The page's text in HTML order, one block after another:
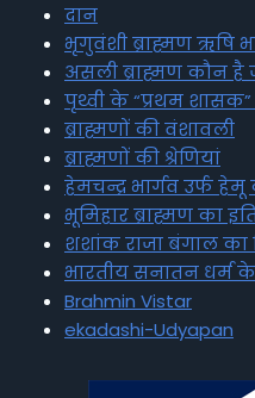
दान
भृगुवंशी ब्राह्मण ऋषि
असली ब्राह्मण कौन है
पृथ्वी के “प्रथम शासक”
ब्राह्मणों की वंशावली
ब्राह्मणों की श्रेणियां
हेमचन्द्र भार्गव उर्फ हेमू
भूमिहार ब्राह्मण का
शशांक राजा बंगाल का
भारतीय सनातन धर्म
Brahmin Vistar
ekadashi-Udyapan